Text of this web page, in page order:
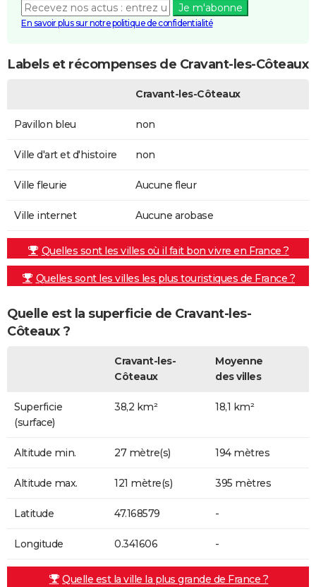
Je m'abonne
En savoir plus sur notre politique de confidentialité
Labels et récompenses de Cravant-les-Côteaux
Cravant-les-Côteaux
Pavillon bleu non
Ville d'art et d'histoire non
Ville fleurie Aucune fleur
Ville internet Aucune arobase
Quelles sont les villes où il fait bon vivre en France ?
Quelles sont les villes les plus touristiques de France ?
Quelle est la superficie de Cravant-les-
Côteaux ?
Cravant-les-
Côteaux
Moyenne
des villes
Superficie
(surface)
38,2 km² 18,1 km²
Altitude min. 27 mètre(s) 194 mètres
Altitude max. 121 mètre(s) 395 mètres
Latitude 47.168579 -
Longitude 0.341606 -
Quelle est la ville la plus grande de France ?